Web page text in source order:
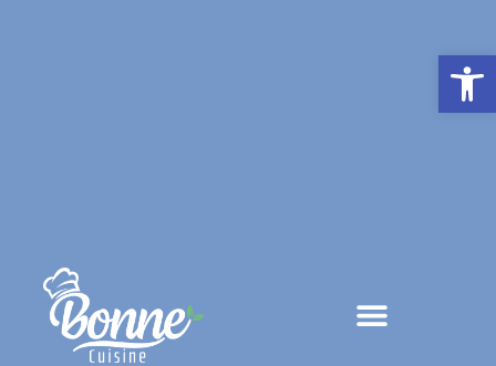
פתח סרגל נגישות